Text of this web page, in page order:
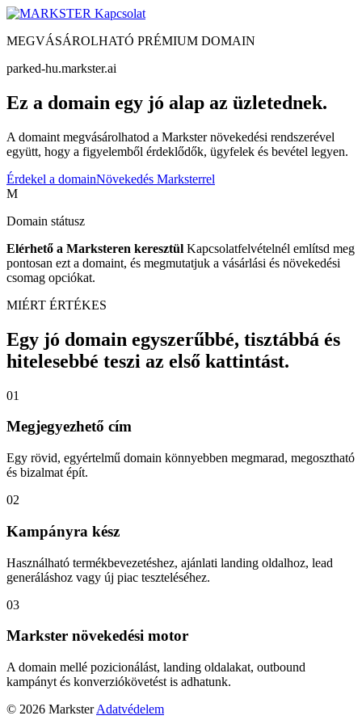
Kapcsolat
MEGVÁSÁROLHATÓ PRÉMIUM DOMAIN
parked-hu.markster.ai
Ez a domain egy jó alap az üzletednek.
A domaint megvásárolhatod a Markster növekedési rendszerével
együtt, hogy a figyelemből érdeklődők, ügyfelek és bevétel legyen.
Érdekel a domainNövekedés Marksterrel
M
Domain státusz
Elérhető a Marksteren keresztül Kapcsolatfelvételnél említsd meg
pontosan ezt a domaint, és megmutatjuk a vásárlási és növekedési
csomag opciókat.
MIÉRT ÉRTÉKES
Egy jó domain egyszerűbbé, tisztábbá és
hitelesebbé teszi az első kattintást.
01
Megjegyezhető cím
Egy rövid, egyértelmű domain könnyebben megmarad, megosztható
és bizalmat épít.
02
Kampányra kész
Használható termékbevezetéshez, ajánlati landing oldalhoz, lead
generáláshoz vagy új piac teszteléséhez.
03
Markster növekedési motor
A domain mellé pozicionálást, landing oldalakat, outbound
kampányt és konverziókövetést is adhatunk.
© 2026 Markster Adatvédelem